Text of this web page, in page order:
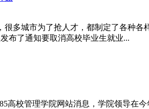
多城市为了抢人才，都制定了各种
布了通知要取消高校毕业生就业...
高校管理学院网站消息，学院领导在